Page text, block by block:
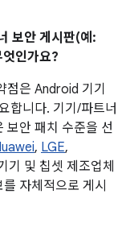
보안 게시판(예:
인가요?
점은 Android 기기
합니다. 기기/파트너
보안 패치 수준을 선
, LGE,
기 및 칩셋 제조업체
자체적으로 게시